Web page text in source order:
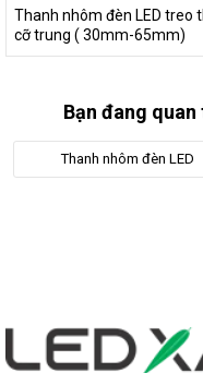
Thanh nhôm đèn LED treo
cỡ trung ( 30mm-65mm)
Bạn đang
Thanh nhôm đèn LED